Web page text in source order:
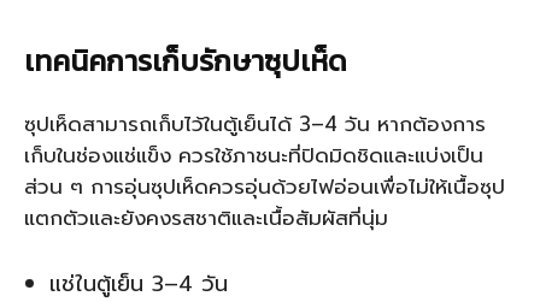
เทคนิคการเก็บรักษาซุปเห็ด
ซุปเห็ดสามารถเก็บไว้ในตู้เย็นได้ 3–4 วัน หากต้องการ
เก็บในช่องแช่แข็ง ควรใช้ภาชนะที่ปิดมิดชิดและแบ่งเป็น
ส่วน ๆ การอุ่นซุปเห็ดควรอุ่นด้วยไฟอ่อนเพื่อไม่ให้เนื้อซุป
แตกตัวและยังคงรสชาติและเนื้อสัมผัสที่นุ่ม
แช่ในตู้เย็น 3–4 วัน